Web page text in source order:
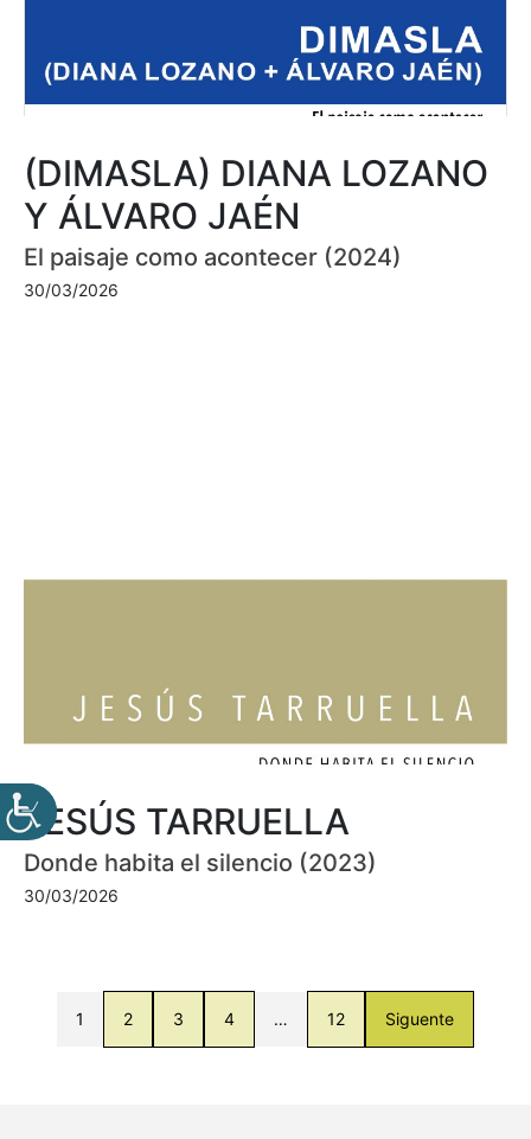
(DIMASLA) DIANA LOZANO
Y ÁLVARO JAÉN
El paisaje como acontecer (2024)
30/03/2026
JESÚS TARRUELLA
Donde habita el silencio (2023)
30/03/2026
1 2 3 4 … 12 Siguente